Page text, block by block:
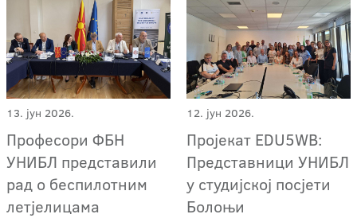
13. јун 2026.
Професори ФБН
УНИБЛ представили
рад о беспилотним
летјелицама
12. јун 2026.
Пројекат EDU5WB:
Представници УНИБЛ
у студијској посјети
Болоњи